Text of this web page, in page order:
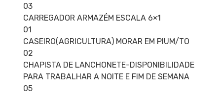
03
CARREGADOR ARMAZÉM ESCALA 6×1
01
CASEIRO(AGRICULTURA) MORAR EM PIUM/TO
02
CHAPISTA DE LANCHONETE-DISPONIBILIDADE
PARA TRABALHAR A NOITE E FIM DE SEMANA
05